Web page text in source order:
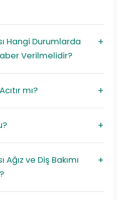
Hangi Durumlarda
Verilmelidir?
mı?
ve Diş Bakımı